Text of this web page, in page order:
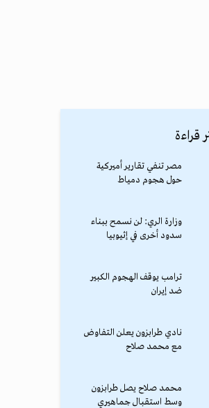
قراءة
مصر تنفي تقارير أميركية
حول هجوم دمياط
وزارة الري: لن نسمح ببناء
سدود أخرى في إثيوبيا
ترامب يوقف الهجوم الكبير
ضد إيران
نادي طرابزون يعلن التفاوض
مع محمد صلاح
محمد صلاح يصل طرابزون
وسط استقبال جماهيري